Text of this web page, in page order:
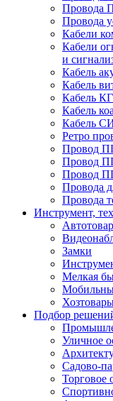
Провода
Кабели
Кабели
и
Кабель
Кабель
Кабель КГ
Кабель
Кабель
Ретро
Провод
Провод
Провод
Провода
Провода
Инструмент,
Замки
Мелкая
Подбор
Уличное
Садово-
Торговое